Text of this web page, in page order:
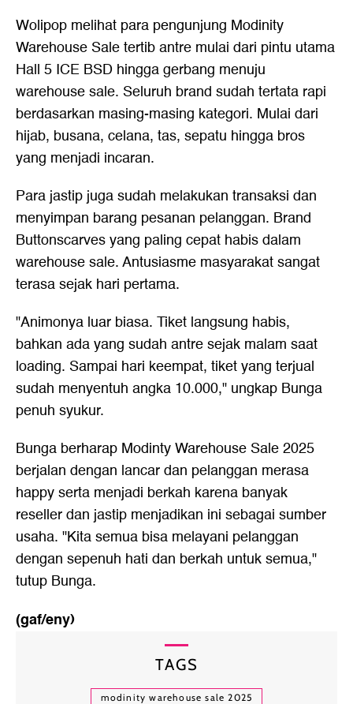
Wolipop melihat para pengunjung Modinity
Warehouse Sale tertib antre mulai dari pintu utama
Hall 5 ICE BSD hingga gerbang menuju
warehouse sale. Seluruh brand sudah tertata rapi
berdasarkan masing-masing kategori. Mulai dari
hijab, busana, celana, tas, sepatu hingga bros
yang menjadi incaran.
Para jastip juga sudah melakukan transaksi dan
menyimpan barang pesanan pelanggan. Brand
Buttonscarves yang paling cepat habis dalam
warehouse sale. Antusiasme masyarakat sangat
terasa sejak hari pertama.
"Animonya luar biasa. Tiket langsung habis,
bahkan ada yang sudah antre sejak malam saat
loading. Sampai hari keempat, tiket yang terjual
sudah menyentuh angka 10.000," ungkap Bunga
penuh syukur.
Bunga berharap Modinty Warehouse Sale 2025
berjalan dengan lancar dan pelanggan merasa
happy serta menjadi berkah karena banyak
reseller dan jastip menjadikan ini sebagai sumber
usaha. "Kita semua bisa melayani pelanggan
dengan sepenuh hati dan berkah untuk semua,"
tutup Bunga.
(gaf/eny)
TAGS
modinity warehouse sale 2025